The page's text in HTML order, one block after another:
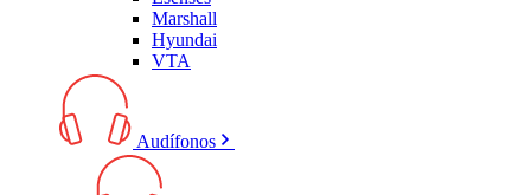
Marshall
Hyundai
VTA
Audífonos